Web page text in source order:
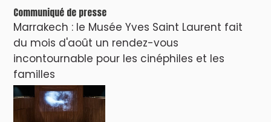
🎵Bulldozer Blues
Clip : 🎵 LE BLUES DE L'IA
🎵 Ormuzera bien, qui ormuzera le
dernier